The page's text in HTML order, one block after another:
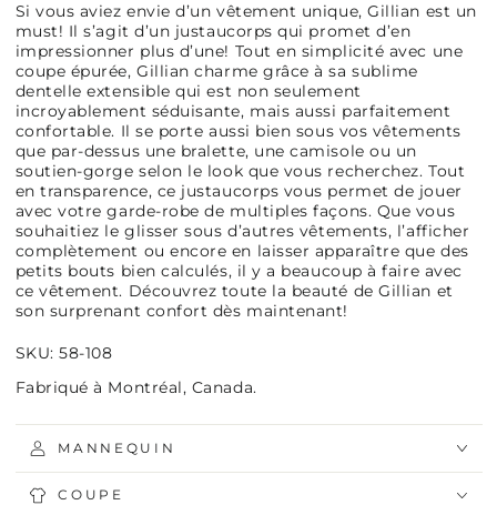
Si vous aviez envie d’un vêtement unique, Gillian est un
must! Il s’agit d’un justaucorps qui promet d’en
impressionner plus d’une! Tout en simplicité avec une
coupe épurée, Gillian charme grâce à sa sublime
dentelle extensible qui est non seulement
incroyablement séduisante, mais aussi parfaitement
confortable. Il se porte aussi bien sous vos vêtements
que par-dessus une bralette, une camisole ou un
soutien-gorge selon le look que vous recherchez. Tout
en transparence, ce justaucorps vous permet de jouer
avec votre garde-robe de multiples façons. Que vous
souhaitiez le glisser sous d’autres vêtements, l’afficher
complètement ou encore en laisser apparaître que des
petits bouts bien calculés, il y a beaucoup à faire avec
ce vêtement. Découvrez toute la beauté de Gillian et
son surprenant confort dès maintenant!
SKU: 58-108
Fabriqué à Montréal, Canada.
MANNEQUIN
COUPE